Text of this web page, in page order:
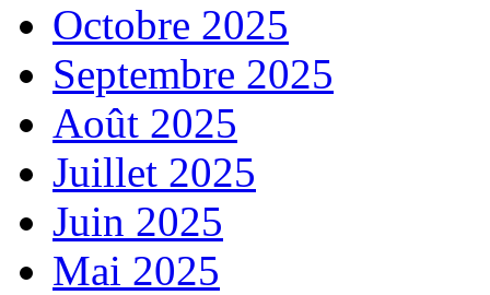
Octobre 2025
Septembre 2025
Août 2025
Juillet 2025
Juin 2025
Mai 2025